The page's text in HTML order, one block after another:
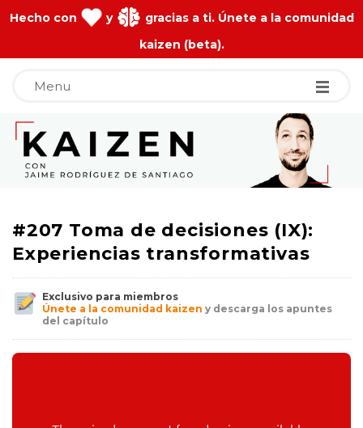
Hecho con y
gracias a ti. Únete a la comunidad
kaizen (beta).
Menu
J
a
i
m
e
R
#207 Toma de decisiones (IX):
Experiencias transformativas
Exclusivo para miembros
Únete a la comunidad kaizen y descarga los apuntes
del capítulo